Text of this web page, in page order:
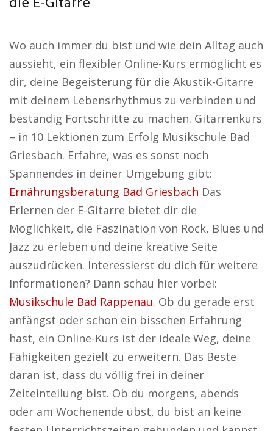
Wo auch immer du bist und wie dein Alltag auch
aussieht, ein flexibler Online-Kurs ermöglicht es
dir, deine Begeisterung für die Akustik-Gitarre
mit deinem Lebensrhythmus zu verbinden und
beständig Fortschritte zu machen. Gitarrenkurs
– in 10 Lektionen zum Erfolg Musikschule Bad
Griesbach. Erfahre, was es sonst noch
Spannendes in deiner Umgebung gibt:
Ernährungsberatung Bad Griesbach Das
Erlernen der E-Gitarre bietet dir die
Möglichkeit, die Faszination von Rock, Blues und
Jazz zu erleben und deine kreative Seite
auszudrücken. Interessierst du dich für weitere
Informationen? Dann schau hier vorbei:
Musikschule Bad Rappenau. Ob du gerade erst
anfängst oder schon ein bisschen Erfahrung
hast, ein Online-Kurs ist der ideale Weg, deine
Fähigkeiten gezielt zu erweitern. Das Beste
daran ist, dass du völlig frei in deiner
Zeiteinteilung bist. Ob du morgens, abends
oder am Wochenende übst, du bist an keine